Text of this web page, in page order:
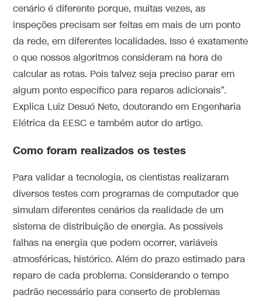
cenário é diferente porque, muitas vezes, as
inspeções precisam ser feitas em mais de um ponto
da rede, em diferentes localidades. Isso é exatamente
o que nossos algoritmos consideram na hora de
calcular as rotas. Pois talvez seja preciso parar em
algum ponto específico para reparos adicionais”.
Explica Luiz Desuó Neto, doutorando em Engenharia
Elétrica da EESC e também autor do artigo.
Como foram realizados os testes
Para validar a tecnologia, os cientistas realizaram
diversos testes com programas de computador que
simulam diferentes cenários da realidade de um
sistema de distribuição de energia. As possíveis
falhas na energia que podem ocorrer, variáveis
atmosféricas, histórico. Além do prazo estimado para
reparo de cada problema. Considerando o tempo
padrão necessário para conserto de problemas